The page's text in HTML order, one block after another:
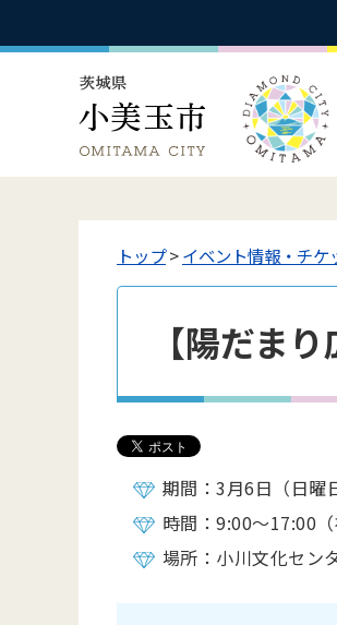
トップ>イベント情報・チケ
【陽だま
期間：3月6日（日曜
時間：9:00～17:00
場所：小川文化セン